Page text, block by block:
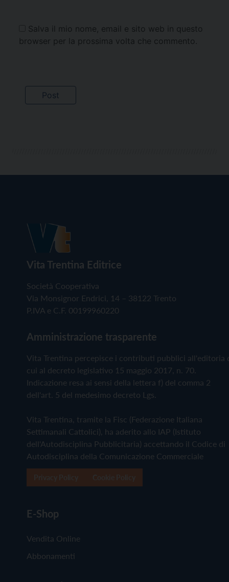
Salva il mio nome, email e sito web in questo
browser per la prossima volta che commento.
Vita Trentina Editrice
Società Cooperativa
Via Monsignor Endrici, 14 – 38122 Trento
P.IVA e C.F. 00199960220
Amministrazione trasparente
Vita Trentina percepisce i contributi pubblici all'editoria
cui al decreto legislativo 15 maggio 2017, n. 70.
Indicazione resa ai sensi della lettera f) del comma 2
dell'art. 5 del medesimo decreto Lgs.
Vita Trentina, tramite la Fisc (Federazione Italiana
Settimanali Cattolici), ha aderito allo IAP (Istituto
dell'Autodisciplina Pubblicitaria) accettando il Codice di
Autodisciplina della Comunicazione Commerciale
E-Shop
Vendita Online
Abbonamenti